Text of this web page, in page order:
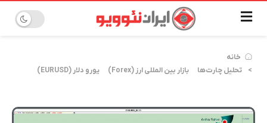
خانه
تحلیل چارت‌ها
بازار بین المللی ارز (Forex) یورو دلار (EURUSD)